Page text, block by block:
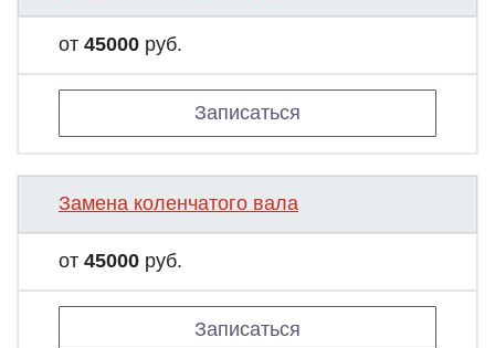
от 45000 руб.
Записаться
Замена коленчатого вала
от 45000 руб.
Записаться